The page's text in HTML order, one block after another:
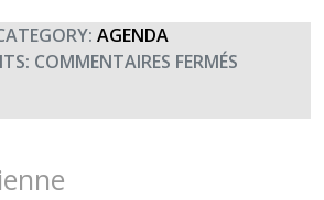
AGENDA
COMMENTAIRES FERMÉS
(10H00)